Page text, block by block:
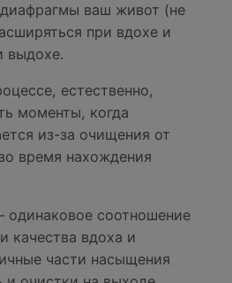
ваш живот (не
при вдохе и
выдохе.
естественно,
моменты, когда
из-за очищения от
время нахождения
одинаковое соотношение
качества вдоха и
части насыщения